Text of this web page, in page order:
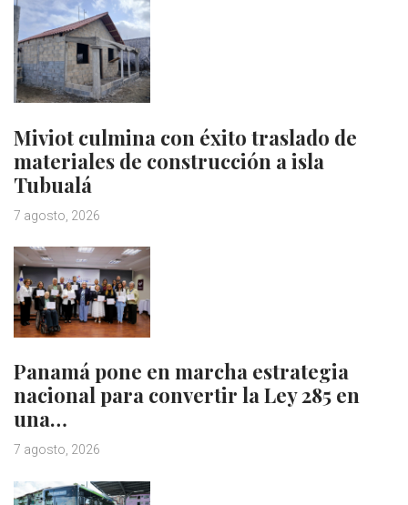
Miviot culmina con éxito traslado de
materiales de construcción a isla
Tubualá
7 agosto, 2026
Panamá pone en marcha estrategia
nacional para convertir la Ley 285 en
una…
7 agosto, 2026